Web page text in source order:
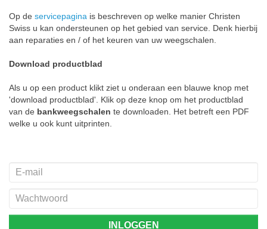
Op de servicepagina is beschreven op welke manier Christen
Swiss u kan ondersteunen op het gebied van service. Denk hierbij
aan reparaties en / of het keuren van uw weegschalen.
Download productblad
Als u op een product klikt ziet u onderaan een blauwe knop met
'download productblad'. Klik op deze knop om het productblad
van de bankweegschalen te downloaden. Het betreft een PDF
welke u ook kunt uitprinten.